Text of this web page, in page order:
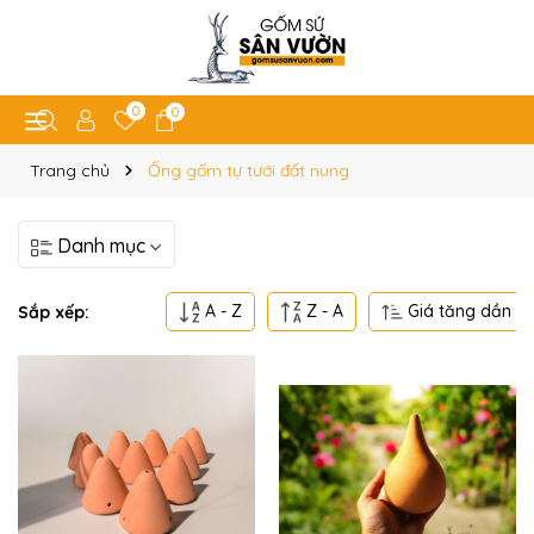
0 0
Trang chủ Ống gốm tự tưới đất nung
Danh mục
Sắp xếp: A - Z Z - A Giá tăng dần